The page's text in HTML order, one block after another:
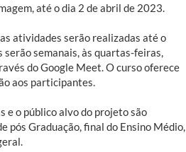
até o dia 2 de abril de 2023.
atividades serão realizadas até o
serão semanais, às quartas-feiras,
do Google Meet. O curso oferece
aos participantes.
e o público alvo do projeto são
pós Graduação, final do Ensino Médio,